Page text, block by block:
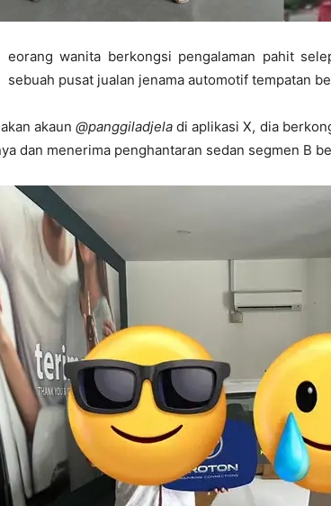
eorang wanita berkongsi pengalaman pahit
sebuah pusat jualan jenama automotif tempatan
akaun@panggiladjela di aplikasi X, dia
dan menerima penghantaran sedan segmen B